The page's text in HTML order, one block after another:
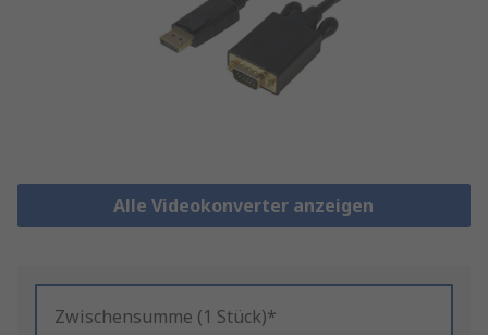
Alle Videokonverter anzeigen
Zwischensumme (1 Stück)*